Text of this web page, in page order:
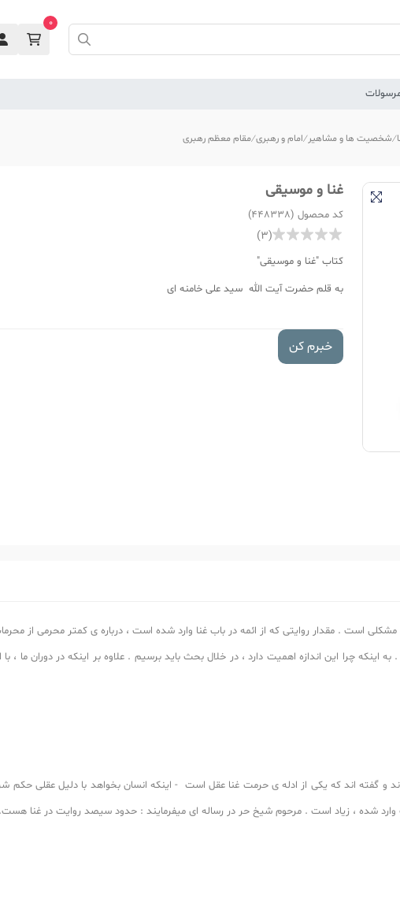
0
شخصیت ها و مشاهیر امام و رهبری مقام معظم رهبری
غنا و موسیقی
کد محصول (448338)
(3)
کتاب "غنا و موسیقی"
به قلم حضرت آیت الله سید علی خامنه ای
خبرم کن
است . مقدار روایتی که از ائمه در باب غنا وارد شده است ، درباره ی کمتر محرمی از
چرا این اندازه اهمیت دارد ، در خلال بحث باید برسیم . علاوه بر اینکه در دوران ما ،
و گفته اند که یکی از ادله ی حرمت غنا عقل است - اینکه انسان بخواهد با دلیل عقلی حکم
وارد شده ، زیاد است . مرحوم شیخ حر در رساله ای میفرمایند : حدود سیصد روایت در غنا هست.